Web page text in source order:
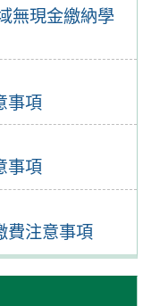
無現金繳納學
事項
事項
費注意事項